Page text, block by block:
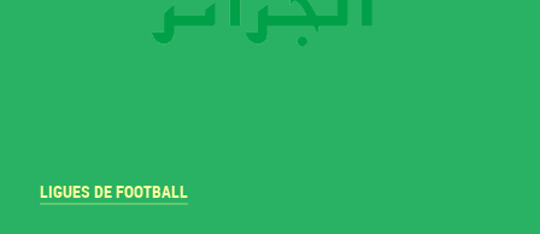
LIGUES DE FOOTBALL